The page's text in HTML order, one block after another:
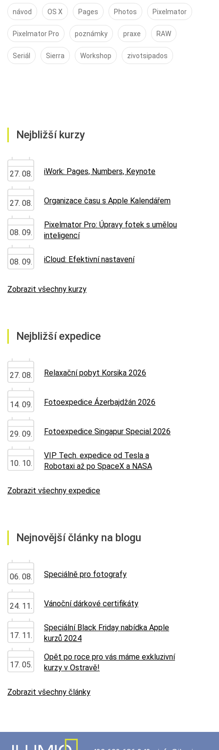
návod OS X Pages Photos Pixelmator
Pixelmator Pro poznámky praxe RAW
Seriál Sierra Workshop zivotsipados
Nejbližší kurzy
27. 08. iWork: Pages, Numbers, Keynote
27. 08. Organizace času s Apple Kalendářem
08. 09.
Pixelmator Pro: Úpravy fotek s umělou
inteligencí
08. 09. iCloud: Efektivní nastavení
Zobrazit všechny kurzy
Nejbližší expedice
27. 08. Relaxační pobyt Korsika 2026
14. 09. Fotoexpedice Ázerbajdžán 2026
29. 09. Fotoexpedice Singapur Special 2026
10. 10.
VIP Tech. expedice od Tesla a
Robotaxi až po SpaceX a NASA
Zobrazit všechny expedice
Nejnovější články na blogu
06. 08. Speciálně pro fotografy
24. 11. Vánoční dárkové certifikáty
17. 11.
Speciální Black Friday nabídka Apple
kurzů 2024
17. 05.
Opět po roce pro vás máme exkluzivní
kurzy v Ostravě!
Zobrazit všechny články